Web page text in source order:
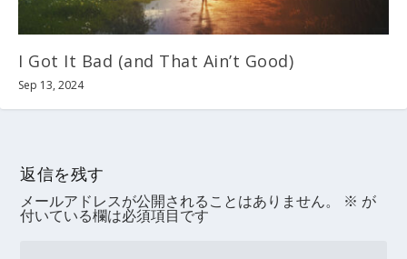
I Got It Bad (and That Ain’t Good)
Sep 13, 2024
返信を残す
メールアドレスが公開されることはありません。 ※ が
付いている欄は必須項目です